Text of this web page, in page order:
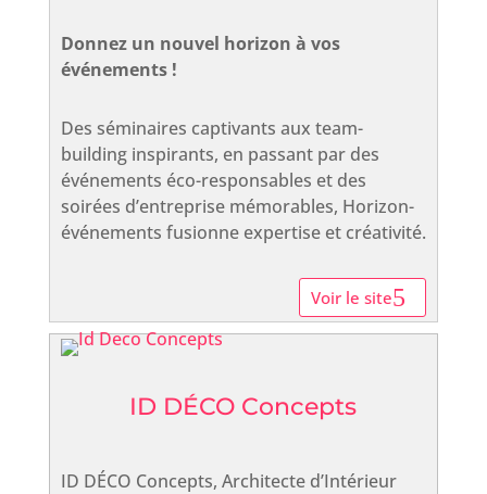
Donnez un nouvel horizon à vos
événements !
Des séminaires captivants aux team-
building inspirants, en passant par des
événements éco-responsables et des
soirées d’entreprise mémorables, Horizon-
événements fusionne expertise et créativité.
Voir le site
ID DÉCO Concepts
ID DÉCO Concepts, Architecte d’Intérieur